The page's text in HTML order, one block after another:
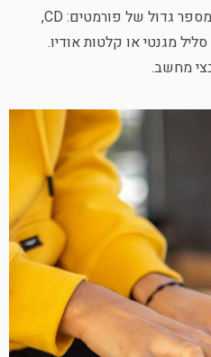
ערוכים להכנת המאסטר על-גבי מספר גדול של פורמטים: CD,
מחשב.